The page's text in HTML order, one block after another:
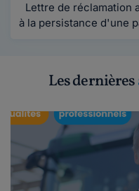
Lettre de réclamation
à la persistance d'une
Les dernières